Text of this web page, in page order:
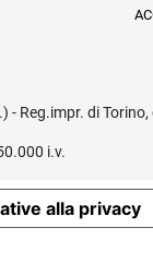
Reg.impr. di
i.v.
alla privacy